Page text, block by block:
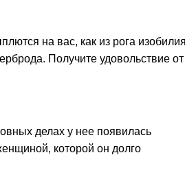
на вас, как из рога
Получите удовольствие от
делах у нее появилась
которой он долго